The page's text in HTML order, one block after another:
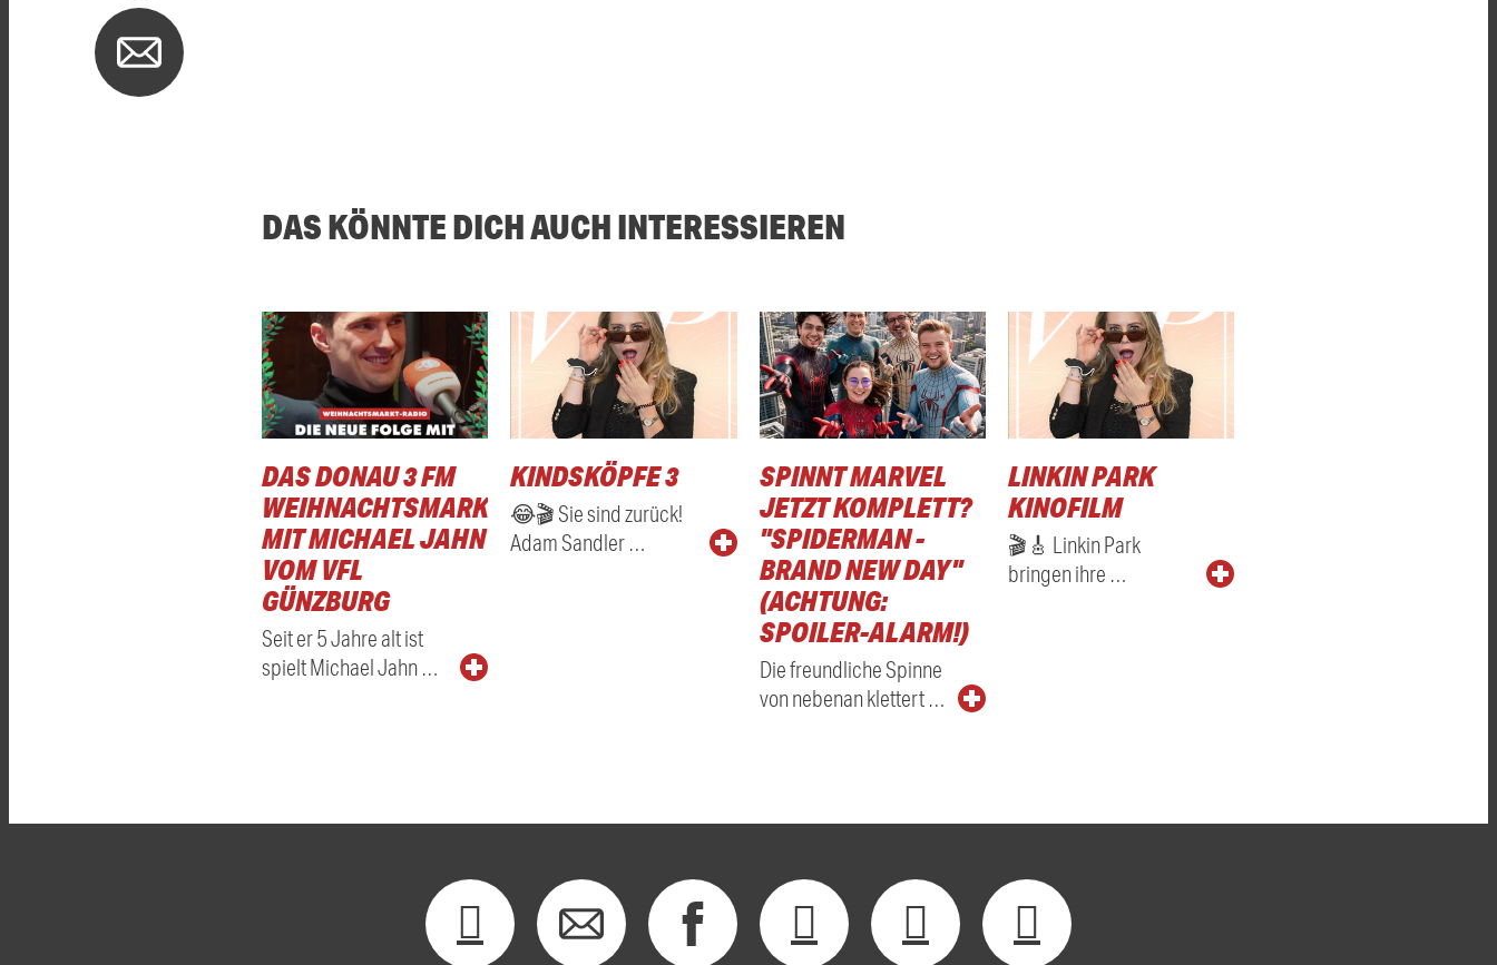
DAS KÖNNTE DICH AUCH INTERESSIEREN
DAS DONAU 3 FM
WEIHNACHTSMARKTRADIO
MIT MICHAEL JAHN
VOM VFL
GÜNZBURG
Seit er 5 Jahre alt ist
spielt Michael Jahn …
KINDSKÖPFE 3
😂🎬 Sie sind zurück!
Adam Sandler …
SPINNT MARVEL
JETZT KOMPLETT?
"SPIDERMAN -
BRAND NEW DAY"
(ACHTUNG:
SPOILER-ALARM!)
Die freundliche Spinne
von nebenan klettert …
LINKIN PARK
KINOFILM
🎬🎸 Linkin Park
bringen ihre …